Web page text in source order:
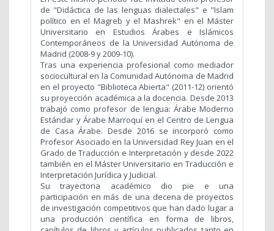
de "Didáctica de las lenguas dialectales" e "Islam
político en el Magreb y el Mashrek" en el Máster
Universitario en Estudios Árabes e Islámicos
Contemporáneos de la Universidad Autónoma de
Madrid (2008-9 y 2009-10).
Tras una experiencia profesional como mediador
sociocultural en la Comunidad Autónoma de Madrid
en el proyecto "Biblioteca Abierta" (2011-12) orientó
su proyección académica a la docencia. Desde 2013
trabajó como profesor de lengua: Árabe Moderno
Estándar y Árabe Marroquí en el Centro de Lengua
de Casa Árabe. Desde 2016 se incorporó como
Profesor Asociado en la Universidad Rey Juan en el
Grado de Traducción e Interpretación y desde 2022
también en el Máster Universitario en Traducción e
Interpretación Jurídica y Judicial.
Su trayectoria académico dio pie e una
participación en más de una decena de proyectos
de investigación competitivos que han dado lugar a
una producción científica en forma de libros,